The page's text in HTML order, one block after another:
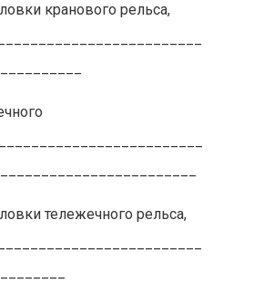
кранового рельса,
тележечного рельса,